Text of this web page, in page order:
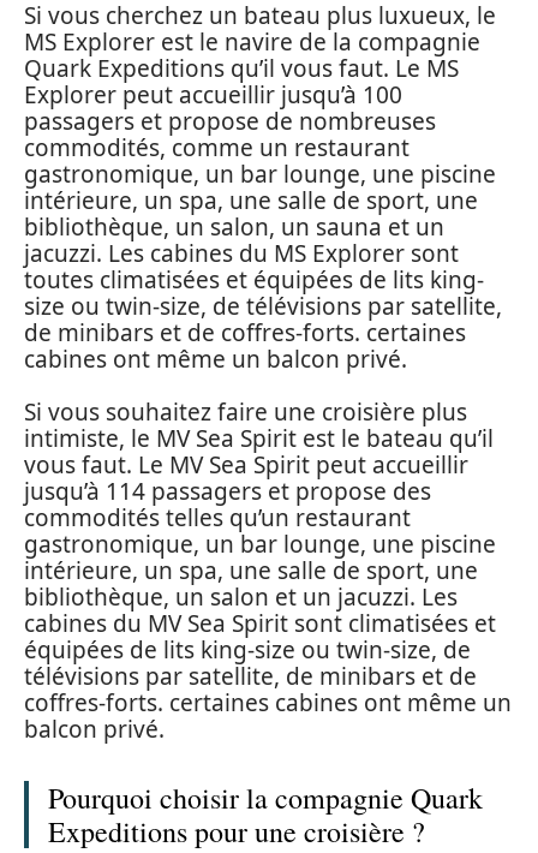
Si vous cherchez un bateau plus luxueux, le
MS Explorer est le navire de la compagnie
Quark Expeditions qu’il vous faut. Le MS
Explorer peut accueillir jusqu’à 100
passagers et propose de nombreuses
commodités, comme un restaurant
gastronomique, un bar lounge, une piscine
intérieure, un spa, une salle de sport, une
bibliothèque, un salon, un sauna et un
jacuzzi. Les cabines du MS Explorer sont
toutes climatisées et équipées de lits king-
size ou twin-size, de télévisions par satellite,
de minibars et de coffres-forts. certaines
cabines ont même un balcon privé.
Si vous souhaitez faire une croisière plus
intimiste, le MV Sea Spirit est le bateau qu’il
vous faut. Le MV Sea Spirit peut accueillir
jusqu’à 114 passagers et propose des
commodités telles qu’un restaurant
gastronomique, un bar lounge, une piscine
intérieure, un spa, une salle de sport, une
bibliothèque, un salon et un jacuzzi. Les
cabines du MV Sea Spirit sont climatisées et
équipées de lits king-size ou twin-size, de
télévisions par satellite, de minibars et de
coffres-forts. certaines cabines ont même un
balcon privé.
Pourquoi choisir la compagnie Quark
Expeditions pour une croisière ?